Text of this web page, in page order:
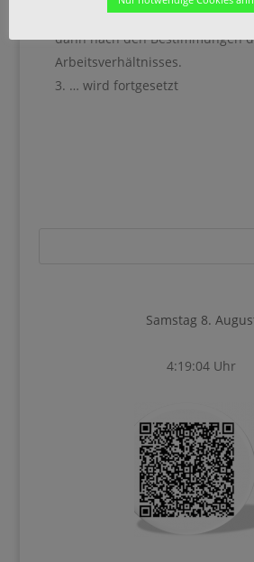
und Umfang der Entschädigung
dann nach den Bestimmungen
Arbeitsverhältnisses.
… wird fortgesetzt
Samstag 8.
4:19:04 Uhr